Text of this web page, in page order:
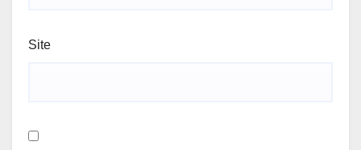
Site